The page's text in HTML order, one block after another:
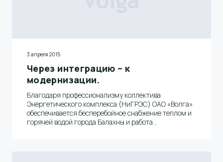
3 апреля 2015
Через интеграцию – к
модернизации.
Благодаря профессионализму коллектива
Энергетического комплекса (НиГРЭС) ОАО «Волга»
обеспечивается бесперебойное снабжение теплом и
горячей водой города Балахны и работа